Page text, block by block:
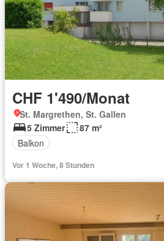
CHF 1'490/Monat
St. Margrethen, St. Gallen
5 Zimmer
87 m²
Balkon
Vor 1 Woche, 8 Stunden